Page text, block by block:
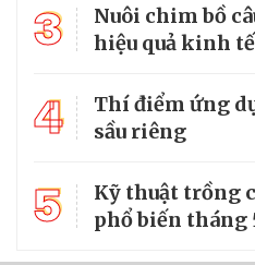
3
Nuôi chim bồ
hiệu quả kinh
4
Thí điểm ứng
sầu riêng
5
Kỹ thuật trồng
phổ biến tháng